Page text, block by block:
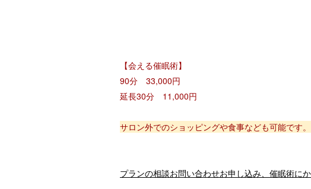
【会える催眠術】
90分 33,000円
延長30分 11,000円
サロン外でのショッピングや食事なども可能です。
プランの相談お問い合わせお申し込み、催眠術に